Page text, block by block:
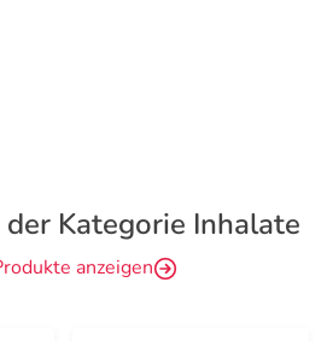
Kategorie Inhalate
anzeigen